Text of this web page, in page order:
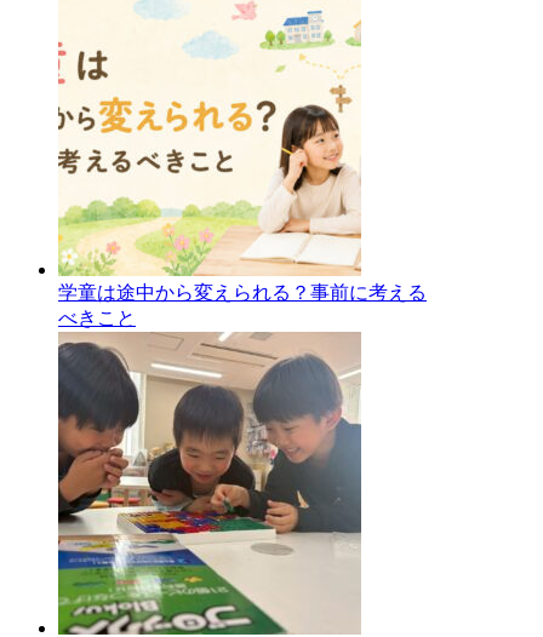
学童は途中から変えられる？事前に考える
べきこと